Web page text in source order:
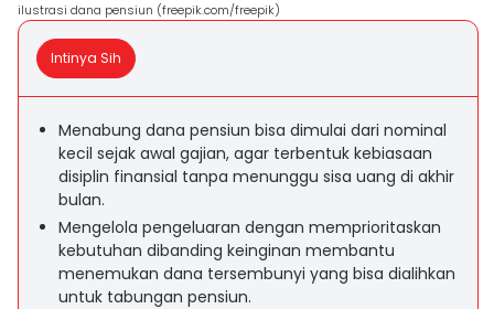
ilustrasi dana pensiun (freepik.com/freepik)
Intinya Sih
Menabung dana pensiun bisa dimulai dari nominal
kecil sejak awal gajian, agar terbentuk kebiasaan
disiplin finansial tanpa menunggu sisa uang di akhir
bulan.
Mengelola pengeluaran dengan memprioritaskan
kebutuhan dibanding keinginan membantu
menemukan dana tersembunyi yang bisa dialihkan
untuk tabungan pensiun.